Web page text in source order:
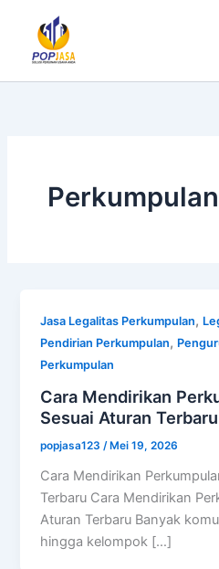
konten
Perkumpulan
Jasa Legalitas Perkumpulan,
Pendirian Perkumpulan,
Perkumpulan
Cara Mendirikan
Sesuai Aturan Terbaru
popjasa123 /Mei 19, 2026
Cara Mendirikan
Terbaru Cara Mendirikan
Aturan Terbaru Banyak
hingga kelompok […]